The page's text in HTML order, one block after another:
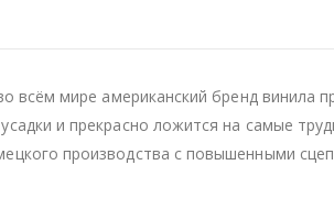
всём мире американский бренд винила
и прекрасно ложится на самые
производства с повышенными